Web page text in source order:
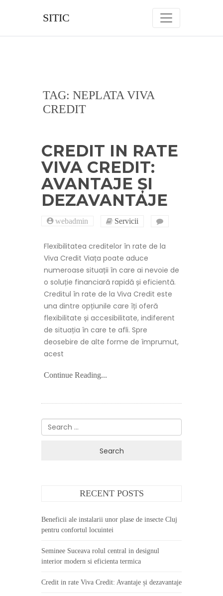
SITIC
TAG: NEPLATA VIVA
CREDIT
CREDIT IN RATE
VIVA CREDIT:
AVANTAJE ȘI
DEZAVANTAJE
webadmin Servicii
Avantaje
și
dezavantaje
Flexibilitatea creditelor în rate de la
Viva Credit Viața poate aduce
numeroase situații în care ai nevoie de
o soluție financiară rapidă și eficientă.
Creditul în rate de la Viva Credit este
una dintre opțiunile care îți oferă
flexibilitate și accesibilitate, indiferent
de situația în care te afli. Spre
deosebire de alte forme de împrumut,
acest
Continue Reading...
Search
for:
RECENT POSTS
Beneficii ale instalarii unor plase de insecte Cluj
pentru confortul locuintei
Seminee Suceava rolul central in designul
interior modern si eficienta termica
Credit in rate Viva Credit: Avantaje și dezavantaje